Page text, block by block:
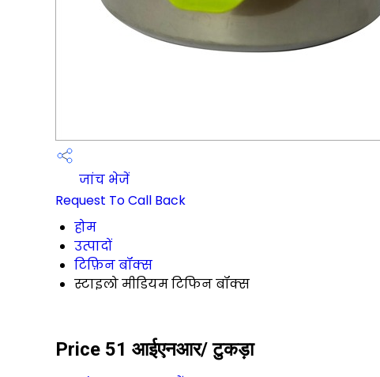
जांच भेजें
Request To Call Back
होम
उत्पादों
टिफ़िन बॉक्स
स्टाइलो मीडियम टिफिन बॉक्स
Price 51 आईएनआर/ टुकड़ा